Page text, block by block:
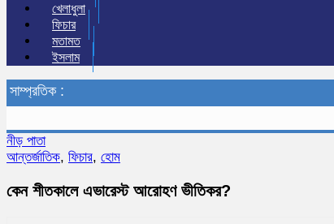
খেলাধুলা
ফিচার
মতামত
ইসলাম
সাম্প্রতিক :
নীড় পাতা
আন্তর্জাতিক, ফিচার, হোম
কেন শীতকালে এভারেস্ট আরোহণ ভীতিকর?